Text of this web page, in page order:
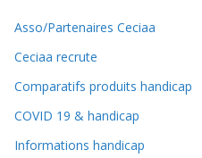
Asso/Partenaires Ceciaa
Ceciaa recrute
Comparatifs produits handicap
COVID 19 & handicap
Informations handicap